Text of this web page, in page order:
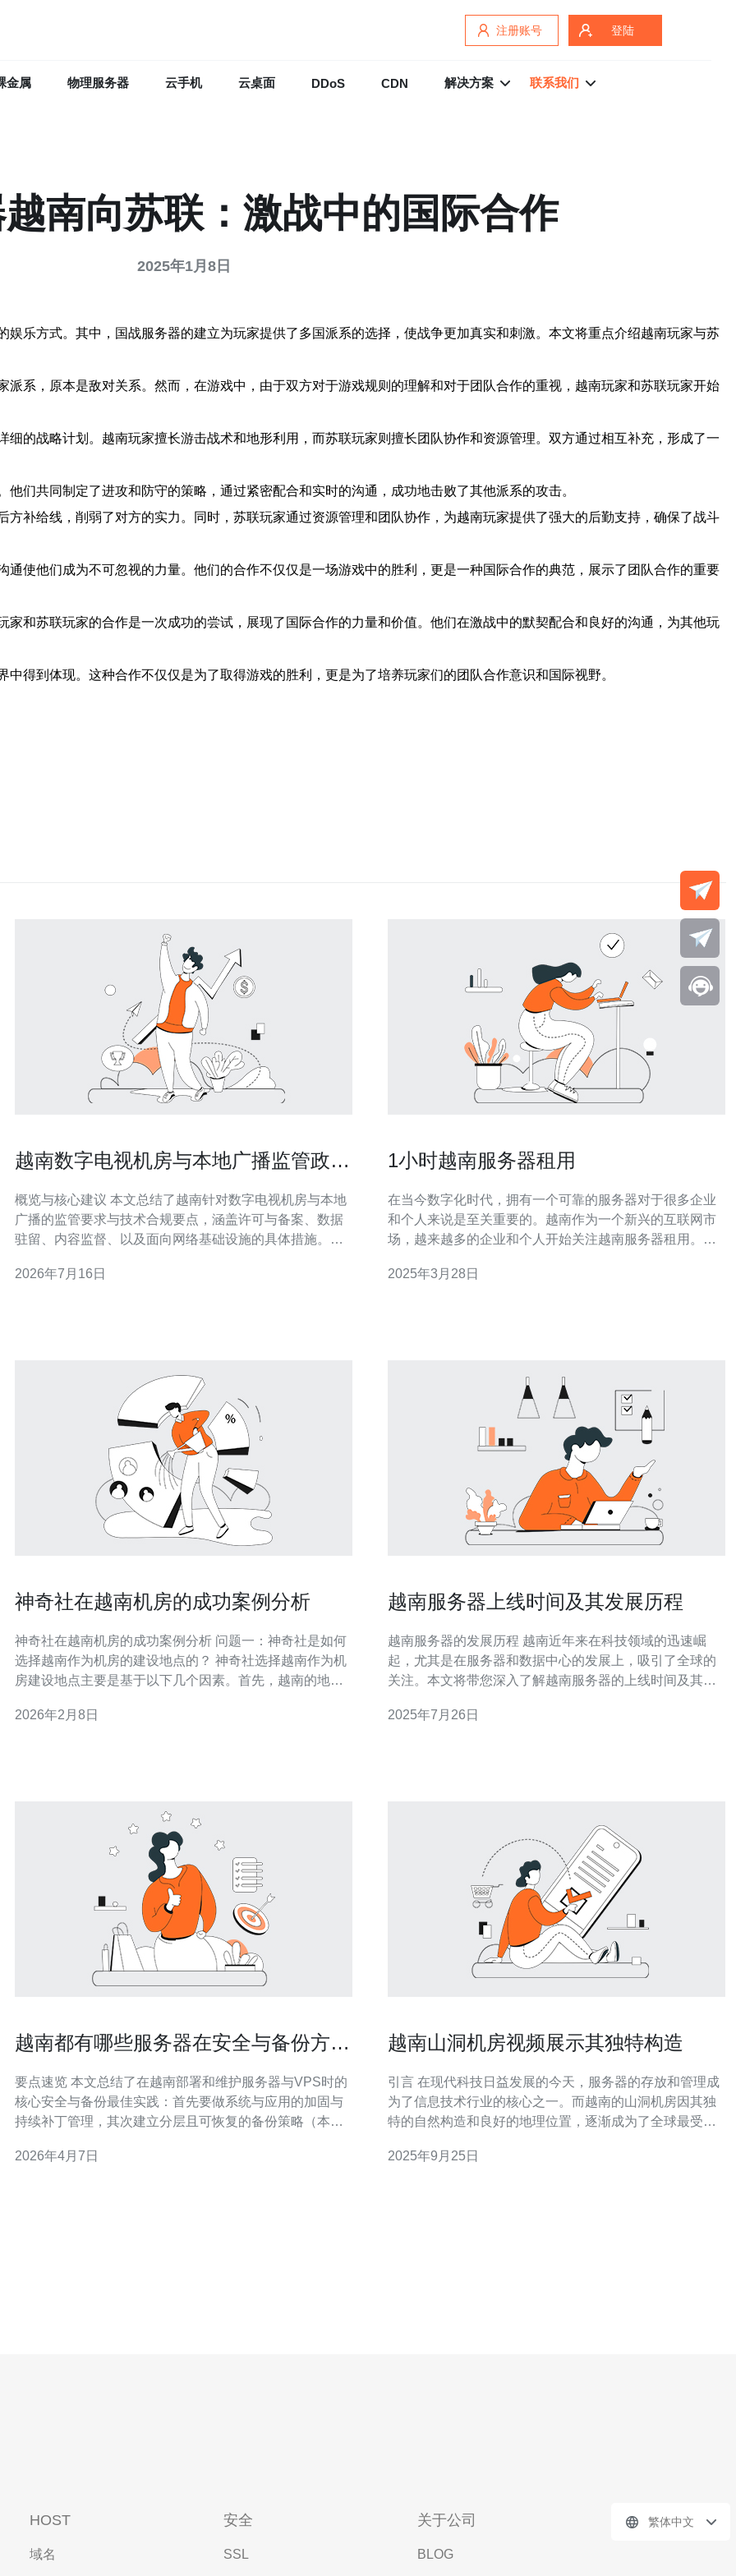
注册账号 登陆
金属 物理服务器 云手机 云桌面 DDoS CDN 解决方案 联系我们
南向苏联：激战中的国际合作
2025年1月8日
乐方式。其中，国战服务器的建立为玩家提供了多国派系的选择，使战争更加真实和刺激。本文将重点介绍越南玩家与苏
系，原本是敌对关系。然而，在游戏中，由于双方对于游戏规则的理解和对于团队合作的重视，越南玩家和苏联玩家开始
的战略计划。越南玩家擅长游击战术和地形利用，而苏联玩家则擅长团队协作和资源管理。双方通过相互补充，形成了一
们共同制定了进攻和防守的策略，通过紧密配合和实时的沟通，成功地击败了其他派系的攻击。
补给线，削弱了对方的实力。同时，苏联玩家通过资源管理和团队协作，为越南玩家提供了强大的后勤支持，确保了战斗
使他们成为不可忽视的力量。他们的合作不仅仅是一场游戏中的胜利，更是一种国际合作的典范，展示了团队合作的重要
和苏联玩家的合作是一次成功的尝试，展现了国际合作的力量和价值。他们在激战中的默契配合和良好的沟通，为其他玩
得到体现。这种合作不仅仅是为了取得游戏的胜利，更是为了培养玩家们的团队合作意识和国际视野。
越南数字电视机房与本地广播监管政策
概览与核心建议 本文总结了越南针对数字电视机房与本地
广播的监管要求与技术合规要点，涵盖许可与备案、数据
驻留、内容监督、以及面向网络基础设施的具体措施。为
机托管、域名与DNS管理、CDN集成及DDoS防御上采取
2026年7月16日
1小时越南服务器租用
在当今数字化时代，拥有一个可靠的服务器对于很多企业
和个人来说是至关重要的。越南作为一个新兴的互联网市
场，越来越多的企业和个人开始关注越南服务器租用。那
用价格相对较低，相比于其他国家的服务器租用，越南的
2025年3月28日
神奇社在越南机房的成功案例分析
神奇社在越南机房的成功案例分析 问题一：神奇社是如何
选择越南作为机房的建设地点的？ 神奇社选择越南作为机
房建设地点主要是基于以下几个因素。首先，越南的地理
接。其次，越南的网络基础设施近年来迅速发展，提供了
2026年2月8日
越南服务器上线时间及其发展历程
越南服务器的发展历程 越南近年来在科技领域的迅速崛
起，尤其是在服务器和数据中心的发展上，吸引了全球的
关注。本文将带您深入了解越南服务器的上线时间及其发
后的故事。 1. 越南服务器的起步阶段 越南的服务器市场起
2025年7月26日
越南都有哪些服务器在安全与备份方面
要点速览 本文总结了在越南部署和维护服务器与VPS时的
核心安全与备份最佳实践：首先要做系统与应用的加固与
持续补丁管理，其次建立分层且可恢复的备份策略（本地
御、权限与密钥管理、日志监控与告警实现全天候可观测
2026年4月7日
越南山洞机房视频展示其独特构造
引言 在现代科技日益发展的今天，服务器的存放和管理成
为了信息技术行业的核心之一。而越南的山洞机房因其独
特的自然构造和良好的地理位置，逐渐成为了全球最受关
是最具性价比的建设方案，越南山洞机房都在这一领域展
2025年9月25日
HOST
域名
安全
SSL
关于公司
BLOG
繁体中文